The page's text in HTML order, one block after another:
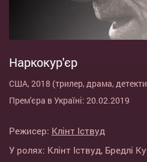
Наркокур'єр
США, 2018 (трилер, драма,
Прем'єра в Україні: 20.02.2019
Режисер: Клінт Іствуд
У ролях: Клінт Іствуд, Бредлі